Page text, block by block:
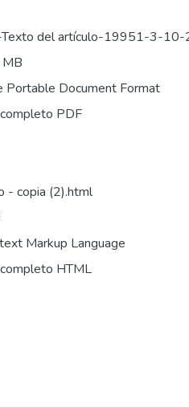
del artículo-19951-3-
Portable Document Format
PDF
- copia (2).html
Markup Language
HTML